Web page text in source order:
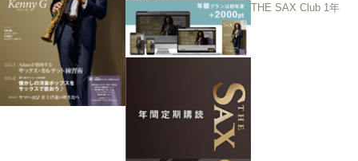
THE SAX Club 1年